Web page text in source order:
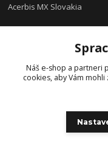
Acerbis MX Slovakia
Tel. číslo je
Náš e-shop a partneri
cookies, aby Vám